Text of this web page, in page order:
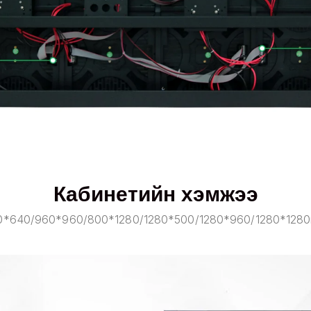
Кабинетийн хэмжээ
960*960/800*1280/1280*500/1280*960/